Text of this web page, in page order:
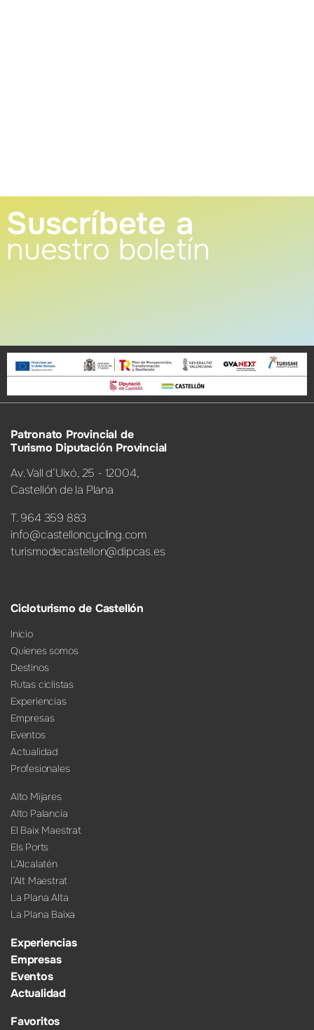
Suscríbete a
nuestro boletín
Patronato Provincial de
Turismo Diputación Provincial
Av. Vall d’Uixó, 25 - 12004,
Castellón de la Plana
T. 964 359 883
info@castelloncycling.com
turismodecastellon@dipcas.es
Cicloturismo de Castellón
Inicio
Quienes somos
Destinos
Rutas ciclistas
Experiencias
Empresas
Eventos
Actualidad
Profesionales
Alto Mijares
Alto Palancia
El Baix Maestrat
Els Ports
L’Alcalatén
l’Alt Maestrat
La Plana Alta
La Plana Baixa
Experiencias
Empresas
Eventos
Actualidad
Favoritos